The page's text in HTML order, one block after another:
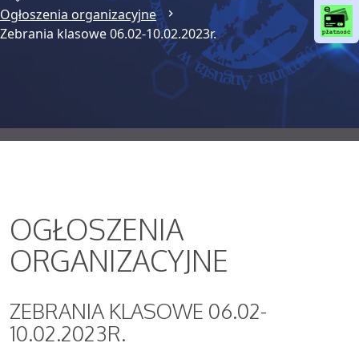
Ogłoszenia organizacyjne
Zebrania klasowe 06.02-10.02.2023r.
o
o
OGŁOSZENIA
ORGANIZACYJNE
ZEBRANIA KLASOWE 06.02-
10.02.2023R.